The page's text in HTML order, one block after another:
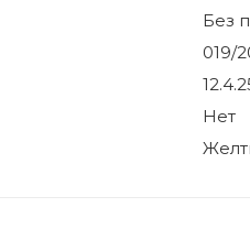
Без
019/
Нет